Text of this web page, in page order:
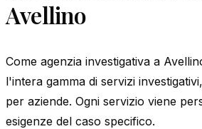
Avellino
Come agenzia investigativa a
l'intera gamma di servizi
per aziende. Ogni servizio viene
esigenze del caso specifico.